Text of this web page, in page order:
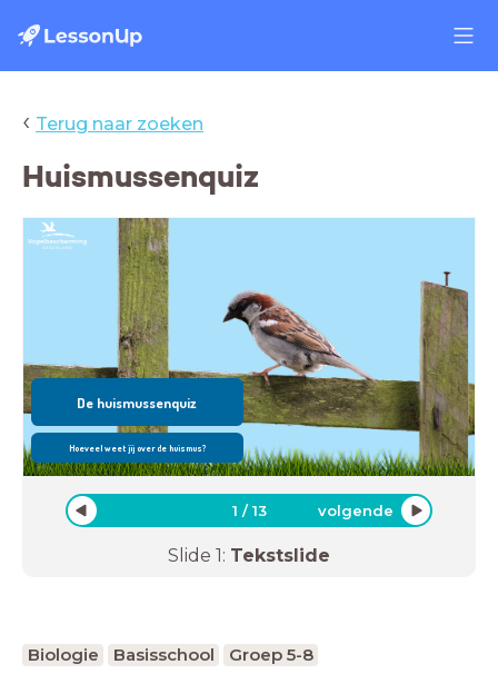
‹ Terug naar zoeken
Huismussenquiz
Hoeveel weet jij over de huismus?
De huismussenquiz
1 /13 volgende
Slide 1: Tekstslide
Biologie Basisschool Groep 5-8